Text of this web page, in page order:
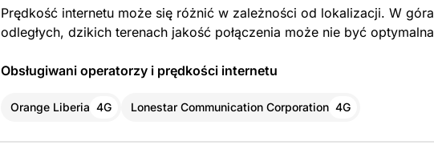
Prędkość internetu może się różnić w zależności od lokalizacji. W
odległych, dzikich terenach jakość połączenia może nie być
Obsługiwani operatorzy i prędkości internetu
Orange Liberia 4G Lonestar Communication Corporation 4G